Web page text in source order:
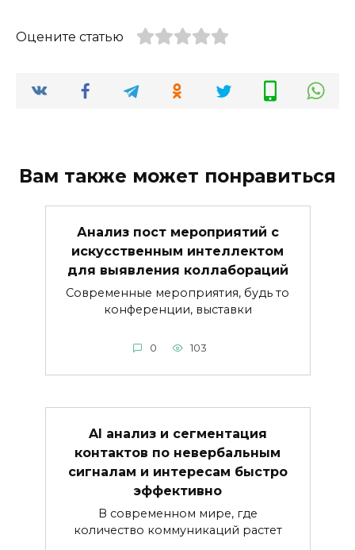
Оцените статью
Вам также может понравиться
Анализ пост мероприятий с
искусственным интеллектом
для выявления коллабораций
Современные мероприятия, будь то
конференции, выставки
0 103
AI анализ и сегментация
контактов по невербальным
сигналам и интересам быстро
эффективно
В современном мире, где
количество коммуникаций растет